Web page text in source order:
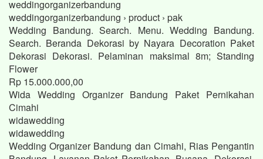
weddingorganizerbandung
weddingorganizerbandung › product › pak
Wedding Bandung. Search. Menu. Wedding Bandung.
Search. Beranda Dekorasi by Nayara Decoration Paket
Dekorasi Dekorasi. Pelaminan maksimal 8m; Standing
Flower
Rp 15.000.000,00
Wida Wedding Organizer Bandung Paket Pernikahan
Cimahi
widawedding
widawedding
Wedding Organizer Bandung dan Cimahi, Rias Pengantin